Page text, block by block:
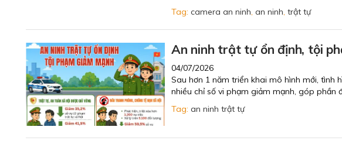
Tag: camera an ninh, an ninh, trật tự
An ninh trật tự ổn định, tội
04/07/2026
Sau hơn 1 năm triển khai mô hình mới, tình
nhiều chỉ số vi phạm giảm mạnh, góp phần
Tag: an ninh trật tự